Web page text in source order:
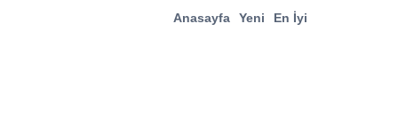
Anasayfa Yeni En İyi